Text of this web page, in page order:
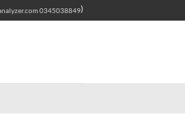
0345038849)